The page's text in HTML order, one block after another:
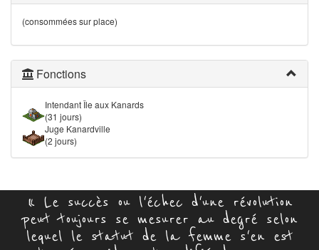
(consommées sur place)
Fonctions
Intendant Île aux Kanards
(31 jours)
Juge Kanardville
(2 jours)
« Le succès ou l'échec d'une révolution
peut toujours se mesurer au degré selon
lequel le statut de la femme s'en est